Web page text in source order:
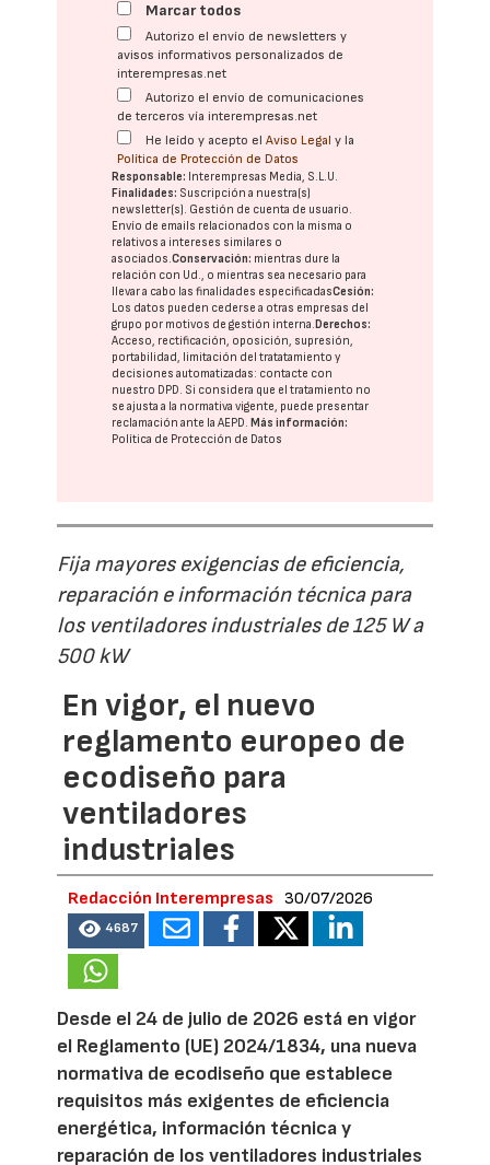
Marcar todos
Autorizo el envío de newsletters y
avisos informativos personalizados de
interempresas.net
Autorizo el envío de comunicaciones
de terceros vía interempresas.net
He leído y acepto elAviso Legal y la
Política de Protección de Datos
Responsable: Interempresas Media, S.L.U.
Finalidades: Suscripción a nuestra(s)
newsletter(s). Gestión de cuenta de usuario.
Envío de emails relacionados con la misma o
relativos a intereses similares o
asociados.Conservación: mientras dure la
relación con Ud., o mientras sea necesario para
llevar a cabo las finalidades especificadasCesión:
Los datos pueden cederse a otras empresas del
grupo por motivos de gestión interna. Derechos:
Acceso, rectificación, oposición, supresión,
portabilidad, limitación del tratatamiento y
decisiones automatizadas: contacte con
nuestro DPD. Si considera que el tratamiento no
se ajusta a la normativa vigente, puede presentar
reclamación ante laAEPD. Más información:
Política de Protección de Datos
Fija mayores exigencias de eficiencia,
reparación e información técnica para
los ventiladores industriales de 125 W a
500 kW
En vigor, el nuevo
reglamento europeo de
ecodiseño para
ventiladores
industriales
Redacción Interempresas 30/07/2026
4687
Desde el 24 de julio de 2026 está en vigor
el Reglamento (UE) 2024/1834, una nueva
normativa de ecodiseño que establece
requisitos más exigentes de eficiencia
energética, información técnica y
reparación de los ventiladores industriales